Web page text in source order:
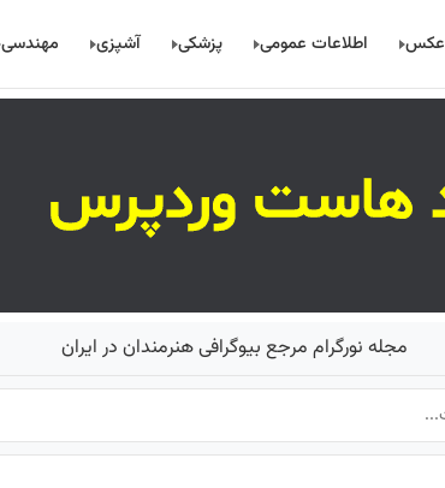
عکس اطلاعات عمومی پزشکی آشپزی مهندسی
مجله نورگرام مرجع بیوگرافی هنرمندان در ایران